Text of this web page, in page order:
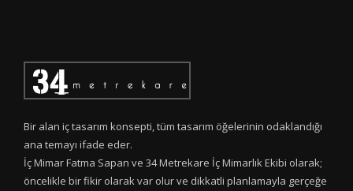
Bir alan iç tasarım konsepti, tüm tasarım öğelerinin odaklandığı
ana temayı ifade eder.
İç Mimar Fatma Sapan ve 34 Metrekare İç Mimarlık Ekibi olarak;
öncelikle bir fikir olarak var olur ve dikkatli planlamayla gerçeğe